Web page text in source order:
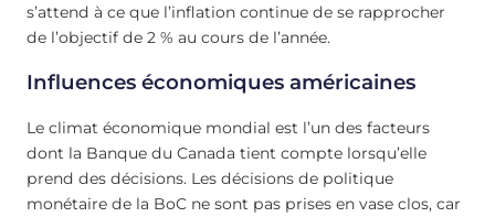
s’attend à ce que l’inflation continue de se rapprocher
de l’objectif de 2 % au cours de l’année.
Influences économiques américaines
Le climat économique mondial est l’un des facteurs
dont la Banque du Canada tient compte lorsqu’elle
prend des décisions. Les décisions de politique
monétaire de la BoC ne sont pas prises en vase clos, car